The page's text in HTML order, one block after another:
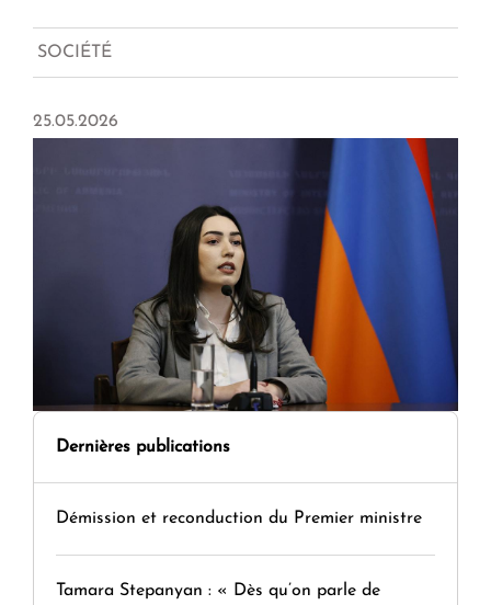
SOCIÉTÉ
25.05.2026
Dernières publications
Démission et reconduction du Premier ministre
Tamara Stepanyan : « Dès qu’on parle de